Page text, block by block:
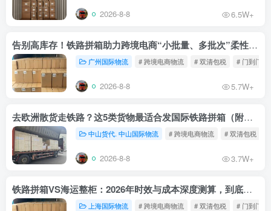
2026-8-8 6.5W+
告别高库存！铁路拼箱助力跨境电商“小批量、多批次”柔性补货
广州国际物流 # 跨境电商物流 # 双清包税 # 门到门物
2026-8-8 5.7W+
去欧洲散货走铁路？这5类货物最适合发国际铁路拼箱（附禁运清单）
中山货代. 中山国际物流 # 跨境电商物流 # 双清包税
2026-8-8 3.7W+
铁路拼箱VS海运整柜：2026年时效与成本深度测算，到底能省多少钱？
上海国际物流 # 跨境电商物流 # 双清包税 # 门到门物